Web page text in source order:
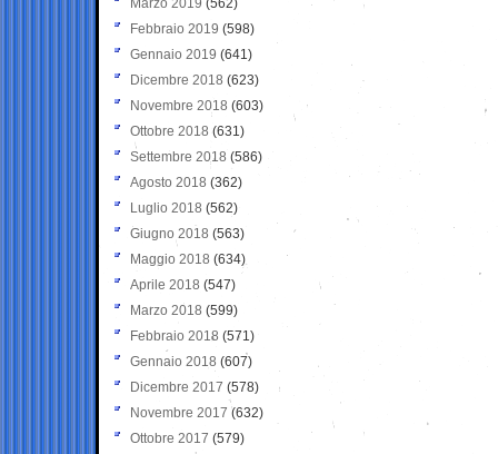
Marzo 2019 (562)
Febbraio 2019 (598)
Gennaio 2019 (641)
Dicembre 2018 (623)
Novembre 2018 (603)
Ottobre 2018 (631)
Settembre 2018 (586)
Agosto 2018 (362)
Luglio 2018 (562)
Giugno 2018 (563)
Maggio 2018 (634)
Aprile 2018 (547)
Marzo 2018 (599)
Febbraio 2018 (571)
Gennaio 2018 (607)
Dicembre 2017 (578)
Novembre 2017 (632)
Ottobre 2017 (579)